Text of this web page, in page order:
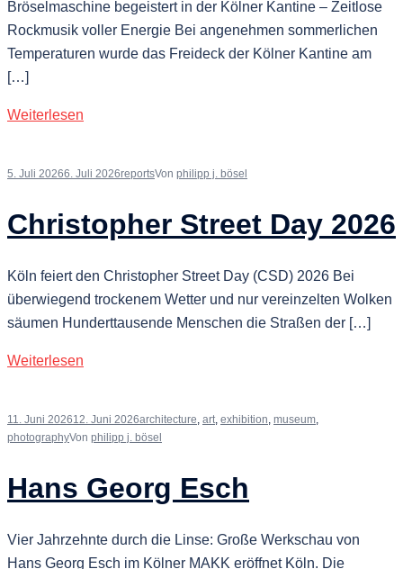
Bröselmaschine begeistert in der Kölner Kantine – Zeitlose
Rockmusik voller Energie Bei angenehmen sommerlichen
Temperaturen wurde das Freideck der Kölner Kantine am
[…]
Weiterlesen
5. Juli 20266. Juli 2026reportsVon philipp j. bösel
Christopher Street Day 2026
Köln feiert den Christopher Street Day (CSD) 2026 Bei
überwiegend trockenem Wetter und nur vereinzelten Wolken
säumen Hunderttausende Menschen die Straßen der […]
Weiterlesen
11. Juni 202612. Juni 2026architecture, art, exhibition, museum,
photographyVon philipp j. bösel
Hans Georg Esch
Vier Jahrzehnte durch die Linse: Große Werkschau von
Hans Georg Esch im Kölner MAKK eröffnet Köln. Die